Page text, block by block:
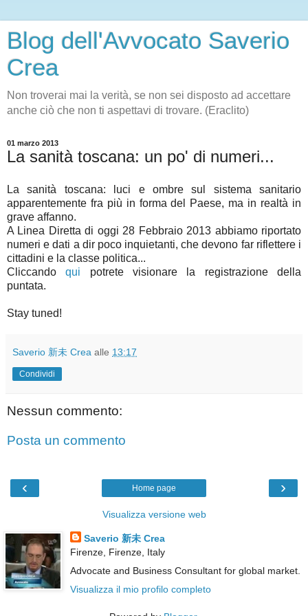
Blog dell'Avvocato Saverio
Crea
Non troverai mai la verità, se non sei disposto ad accettare
anche ciò che non ti aspettavi di trovare. (Eraclito)
01 marzo 2013
La sanità toscana: un po' di numeri...
La sanità toscana: luci e ombre sul sistema sanitario
apparentemente fra più in forma del Paese, ma in realtà in
grave affanno.
A Linea Diretta di oggi 28 Febbraio 2013 abbiamo riportato
numeri e dati a dir poco inquietanti, che devono far riflettere i
cittadini e la classe politica...
Cliccandoqui potrete visionare la registrazione della
puntata.
Stay tuned!
Saverio 新未 Crea alle 13:17
Condividi
Nessun commento:
Posta un commento
‹ ›
Home page
Visualizza versione web
Saverio 新未 Crea
Firenze, Firenze, Italy
Advocate and Business Consultant for global market.
Visualizza il mio profilo completo